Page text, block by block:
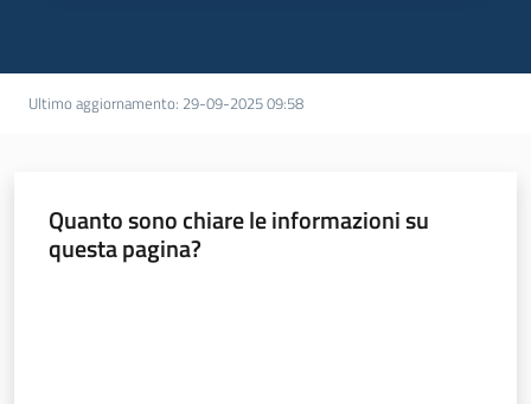
Ultimo aggiornamento: 29-09-2025 09:58
Quanto sono chiare le informazioni su
questa pagina?